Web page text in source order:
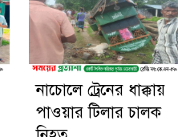
নাচোলে ট্রেনের ধাক্কায়
পাওয়ার টিলার চালক